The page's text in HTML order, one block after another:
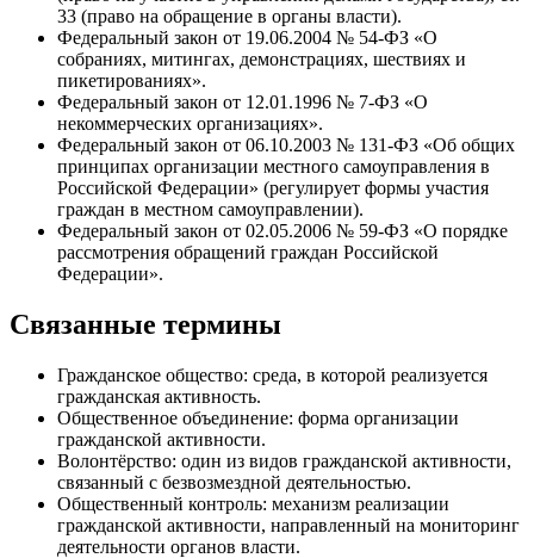
33 (право на обращение в органы власти).
Федеральный закон от 19.06.2004 № 54-ФЗ «О
собраниях, митингах, демонстрациях, шествиях и
пикетированиях».
Федеральный закон от 12.01.1996 № 7-ФЗ «О
некоммерческих организациях».
Федеральный закон от 06.10.2003 № 131-ФЗ «Об общих
принципах организации местного самоуправления в
Российской Федерации» (регулирует формы участия
граждан в местном самоуправлении).
Федеральный закон от 02.05.2006 № 59-ФЗ «О порядке
рассмотрения обращений граждан Российской
Федерации».
Связанные термины
Гражданское общество: среда, в которой реализуется
гражданская активность.
Общественное объединение: форма организации
гражданской активности.
Волонтёрство: один из видов гражданской активности,
связанный с безвозмездной деятельностью.
Общественный контроль: механизм реализации
гражданской активности, направленный на мониторинг
деятельности органов власти.